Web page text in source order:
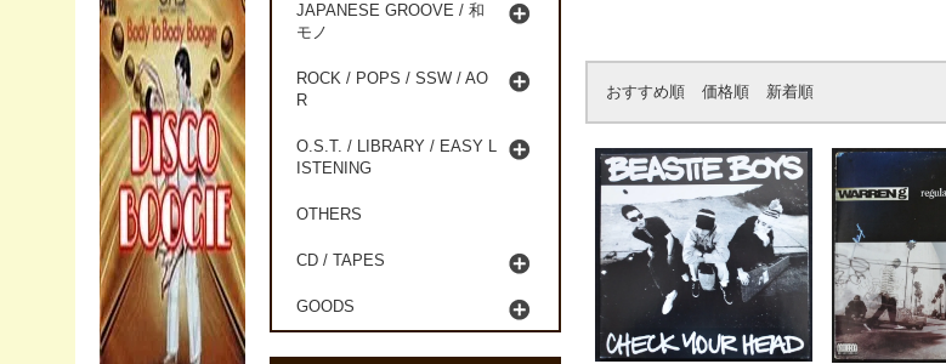
おすすめ順 価格順 新着順
JAPANESE GROOVE / 和
モノ
ROCK / POPS / SSW / AO
R
O.S.T. / LIBRARY / EASY L
ISTENING
OTHERS
CD / TAPES
GOODS